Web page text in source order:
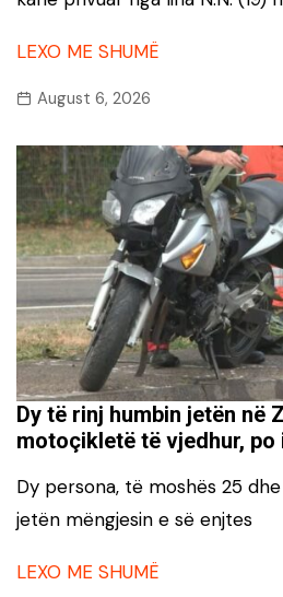
LEXO ME SHUMË
August 6, 2026
Dy të rinj humbin jetën në
motoçikletë të vjedhur, po
Dy persona, të moshës 25
jetën mëngjesin e së enjtes
LEXO ME SHUMË